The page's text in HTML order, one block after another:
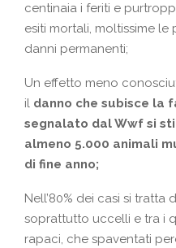
centinaia i feriti e
esiti mortali, moltissime
danni permanenti;
Un effetto meno
il danno che subisce la
segnalato dal Wwf si
almeno 5.000 animali
di fine anno;
Nell’80% dei casi si tratta
soprattutto uccelli e tra i
rapaci, che spaventati